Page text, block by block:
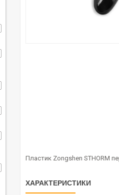
Пластик Zongshen STHORM
ХАРАКТЕРИСТИКИ